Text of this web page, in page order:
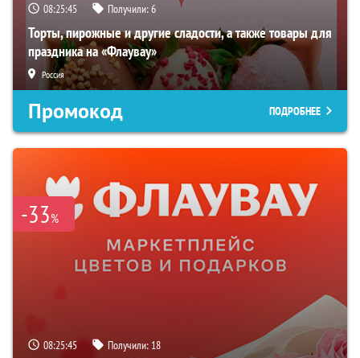
08:25:44 Получили:6
Торты, пирожные и другие сладости, а также товары для
праздника на «Флаувау»
Россия
Промокод ПОДРОБНЕЕ
-33%
08:25:44 Получили: 18